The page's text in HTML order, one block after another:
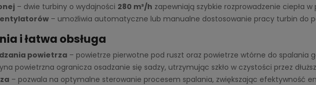
– dwie turbiny o wydajności 280 m³/h zapewniają szybkie rozprowadzenie ciepła
– umożliwia automatyczne lub manualne dostosowanie pracy turbin do
i łatwa obsługa
powietrza – powietrze pierwotne pod ruszt oraz powietrze wtórne do spalania
powietrzna ogranicza osadzanie się sadzy, utrzymując szkło w czystości przez
– pozwala na optymalne sterowanie procesem spalania, zwiększając efektywność